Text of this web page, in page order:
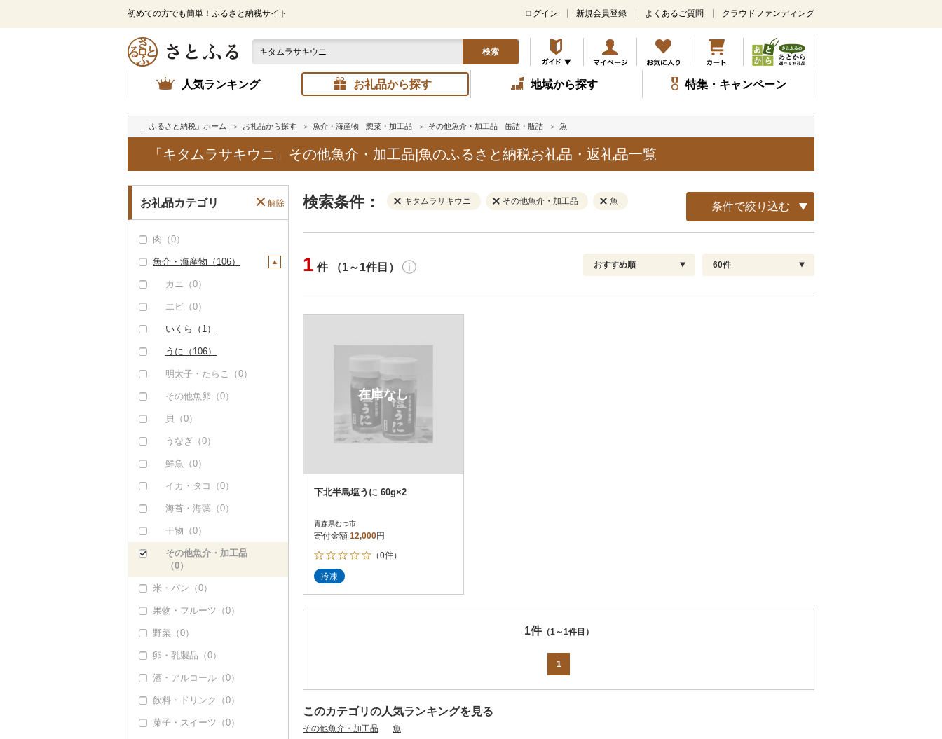
初めての方でも簡単！ふるさと納税サイト
メ
ン
コ
ン
テ
ツ
ッ
ログイン 新規会員登録 よくあるご質問 クラウドファンディング
検索
人気ランキング お礼品から探す 地域から探す 特集・キャンペーン
「ふるさと納税」ホーム お礼品から探す 魚介・海産物 惣菜・加工品 その他魚介・加工品 缶詰・瓶詰 魚
「キタムラサキウニ」その他魚介・加工品|魚のふるさと納税お礼品・返礼品一覧
お礼品カテゴリ 解除
肉（0）
魚介・海産物（106）
カニ（0）
エビ（0）
いくら（1）
うに（106）
明太子・たらこ（0）
その他魚卵（0）
貝（0）
うなぎ（0）
鮮魚（0）
イカ・タコ（0）
海苔・海藻（0）
干物（0）
その他魚介・加工品
（0）
米・パン（0）
果物・フルーツ（0）
野菜（0）
卵・乳製品（0）
酒・アルコール（0）
飲料・ドリンク（0）
菓子・スイーツ（0）
検索条件： キタムラサキウニ その他魚介・加工品 魚 条件で絞り込む
決済方法
クレジットカード決済
Amazon Pay
楽天ペイ
メルペイ
d払い
解除 配送指定 解除
お届け日時指定可
1 件 （1～1件目） おすすめ順 60件
在庫なし
下北半島塩うに 60g×2
青森県むつ市
寄付金額 12,000円
（0件）
冷凍
1件（1～1件目）
1
このカテゴリの人気ランキングを見る
その他魚介・加工品 魚